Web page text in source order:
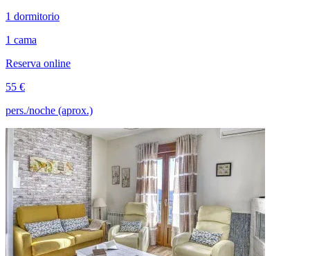
1 dormitorio
1 cama
Reserva online
55 €
pers./noche (aprox.)